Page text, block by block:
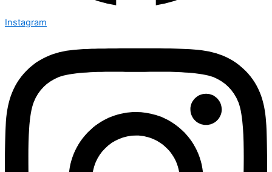
Instagram